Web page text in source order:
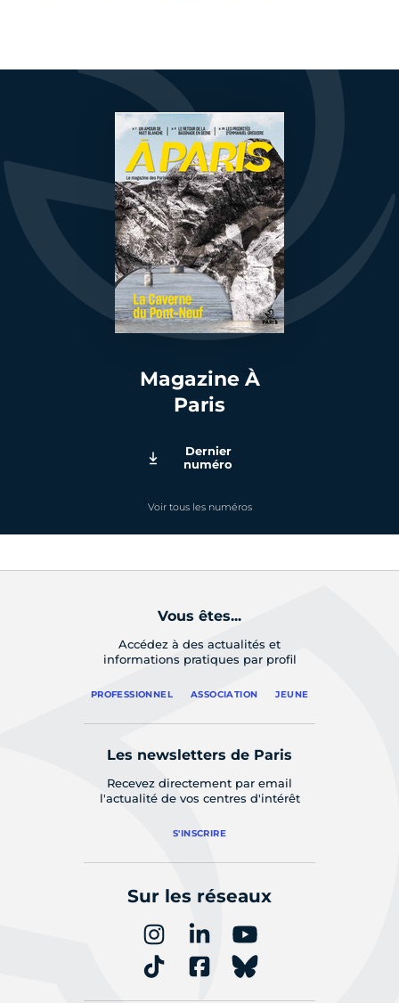
Magazine À
Paris
Dernier
numéro
Voir tous les numéros
Vous êtes...
Accédez à des actualités et
informations pratiques par profil
PROFESSIONNEL ASSOCIATION JEUNE
Les newsletters de Paris
Recevez directement par email
l'actualité de vos centres d'intérêt
S'INSCRIRE
Sur les réseaux